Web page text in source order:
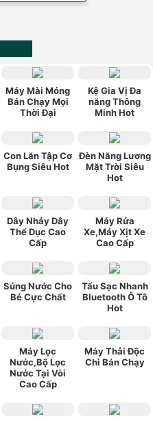
Máy Mài Móng
Bán Chạy Mọi
Thời Đại
Kệ Gia Vị Đa
năng Thông
Minh Hot
Con Lăn Tập Cơ
Bụng Siêu Hot
Đèn Năng Lương
Mặt Trời Siêu
Hot
Dây Nhảy Dây
Thể Dục Cao
Cấp
Máy Rửa
Xe,Máy Xịt Xe
Cao Cấp
Súng Nước Cho
Bé Cực Chất
Tẩu Sạc Nhanh
Bluetooth Ô Tô
Hot
Máy Lọc
Nước,Bộ Lọc
Nước Tại Vòi
Cao Cấp
Máy Thải Độc
Chì Bán Chạy